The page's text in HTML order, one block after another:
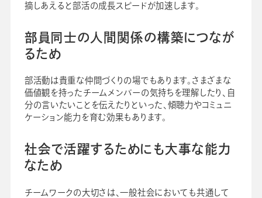
摘しあえると部活の成長スピードが加速します。
部員同士の人間関係の構築につなが
るため
部活動は貴重な仲間づくりの場でもあります。さまざまな
価値観を持ったチームメンバーの気持ちを理解したり、自
分の言いたいことを伝えたりといった、傾聴力やコミュニ
ケーション能力を育む効果もあります。
社会で活躍するためにも大事な能力
なため
チームワークの大切さは、一般社会においても共通して